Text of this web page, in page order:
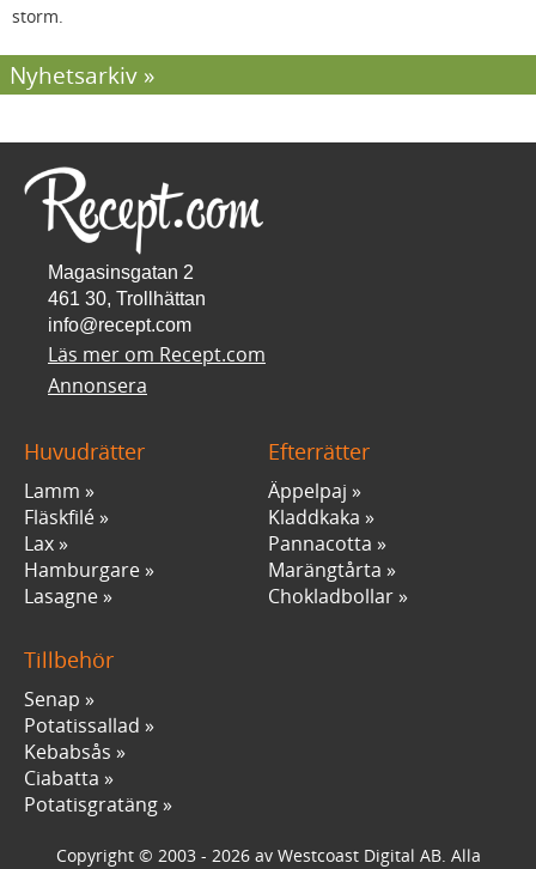
storm.
Nyhetsarkiv
Magasinsgatan 2
461 30, Trollhättan
info@recept.com
Läs mer om Recept.com
Annonsera
Huvudrätter
Lamm
Fläskfilé
Lax
Hamburgare
Lasagne
Efterrätter
Äppelpaj
Kladdkaka
Pannacotta
Marängtårta
Chokladbollar
Tillbehör
Senap
Potatissallad
Kebabsås
Ciabatta
Potatisgratäng
Copyright © 2003 - 2026 av Westcoast Digital AB. Alla